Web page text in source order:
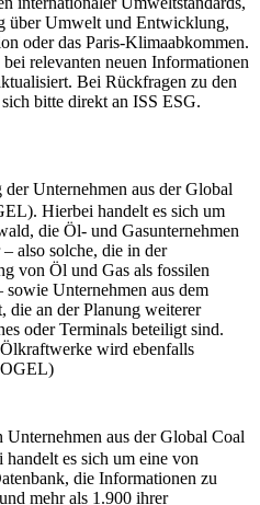
über Umwelt und Entwicklung,
oder das Paris-Klimaabkommen.
relevanten neuen Informationen
Bei Rückfragen zu den
bitte direkt an ISS ESG.
Unternehmen aus der Global
Hierbei handelt es sich um
die Öl- und Gasunternehmen
also solche, die in der
von Öl und Gas als fossilen
Unternehmen aus dem
die an der Planung weiterer
oder Terminals beteiligt sind.
wird ebenfalls
aus der Global Coal
es sich um eine von
die Informationen zu
mehr als 1.900 ihrer